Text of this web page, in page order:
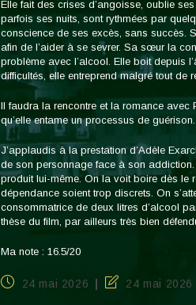
Elle fait des crises d’angoisse, oublie
parfois ses nuits, sont rythmées par
conscience de ses excès, sans succès.
afin de l’aider à se sevrer. Sa sœur la
problème avec l’alcool. Elle boit depuis
difficultés, elle entreprend malgré tout de
Il faudra la rencontre et la romance avec
qu’elle entame un processus de guérison.
J’applaudis à la prestation d’Adèle
de son personnage face à son
produit lui-même. On la voit boire dès le
dépendance soient trop discrets. On
consommatrice de deux litres d’alcool
thèse du film, par ailleurs très bien
Ma note : 16.5/20
Publication
24 mai 2026
Dernière24 mai 2026